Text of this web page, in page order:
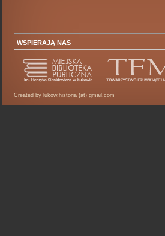
WSPIERAJĄ NAS
Created by lukow.historia (at) gmail.com